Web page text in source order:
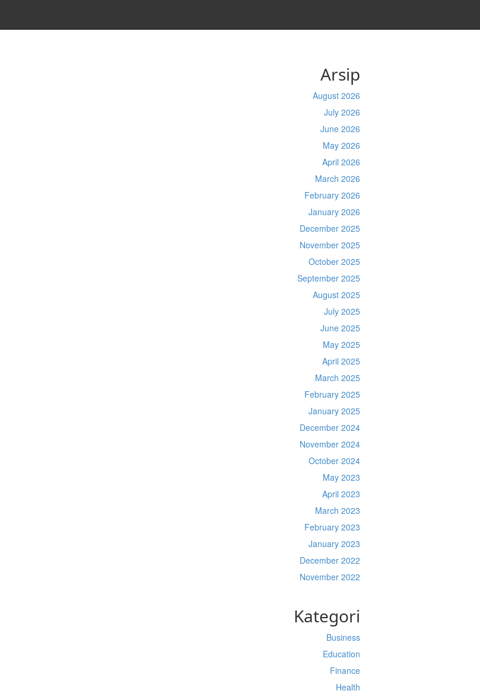
Arsip
August 2026
July 2026
June 2026
May 2026
April 2026
March 2026
February 2026
January 2026
December 2025
November 2025
October 2025
September 2025
August 2025
July 2025
June 2025
May 2025
April 2025
March 2025
February 2025
January 2025
December 2024
November 2024
October 2024
May 2023
April 2023
March 2023
February 2023
January 2023
December 2022
November 2022
Kategori
Business
Education
Finance
Health